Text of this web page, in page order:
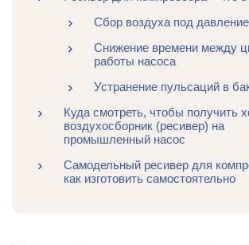
Сбор воздуха под
Снижение времени между
работы насоса
Устранение пульсаций в
Куда смотреть, чтобы получить
воздухосборник (ресивер) на
промышленный насос
Самодельный ресивер для
как изготовить самостоятельно